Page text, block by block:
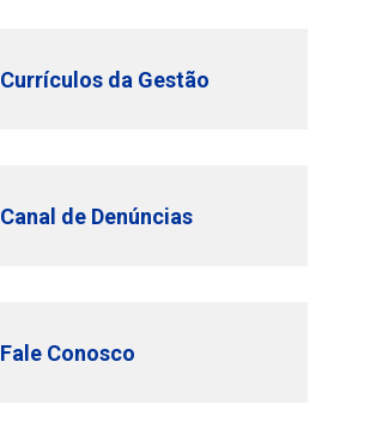
Currículos da Gestão
Canal de Denúncias
Fale Conosco